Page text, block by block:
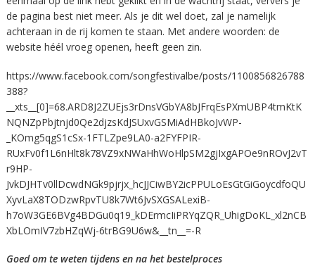
de pagina best niet meer. Als je dit wel doet, zal je namelijk
achteraan in de rij komen te staan. Met andere woorden: de
website héél vroeg openen, heeft geen zin.
https://www.facebook.com/songfestivalbe/posts/1100856826788
388?
__xts__[0]=68.ARD8J2ZUEjs3rDnsVGbYA8bJFrqEsPXmUBP4tmKtK
NQNZpPbjtnjd0Qe2djzsKdJSUxvGSMiAdHBkoJvWP-
_KOmg5qgS1cSx-1FTLZpe9LA0-a2FYFPIR-
RUxFv0f1L6nHlt8k78VZ9xNWaHhWoHlpSM2gjIxgAPOe9nROvJ2vT
r9HP-
JvkDJHTv0llDcwdNGk9pjrjx_hcJJCiwBY2icPPULoEsGtGiGoycdfoQU
XyvLaX8TODzwRpvTU8k7Wt6JvSXGSALexiB-
h7oW3GE6BVg4BDGu0q19_kDErmcIiPRYqZQR_UhigDoKL_xl2nCB
XbLOmIV7zbHZqWj-6trBG9U6w&__tn__=-R
Goed om te weten tijdens en na het bestelproces